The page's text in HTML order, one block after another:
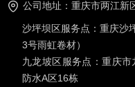
公司地址： 重庆市两江新
沙坪坝区服务点：重庆沙
3号雨虹卷材）
九龙坡区服务点：重庆市
防水A区16栋